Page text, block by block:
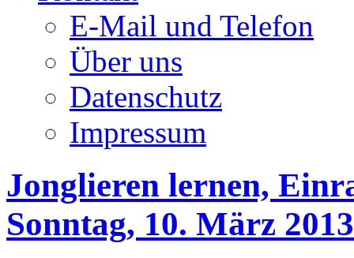
E-Mail und Telefon
Über uns
Datenschutz
Impressum
Jonglieren lernen,
Sonntag, 10. März 2013